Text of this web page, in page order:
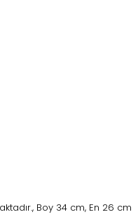
Boy 34 cm, En 26 cm